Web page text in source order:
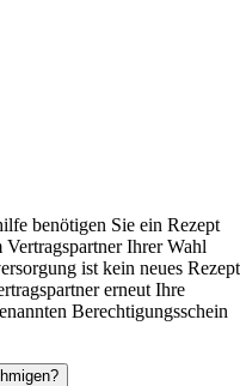
benötigen Sie ein Rezept
Ihrer Wahl
ist kein neues Rezept
erneut Ihre
Berechtigungsschein